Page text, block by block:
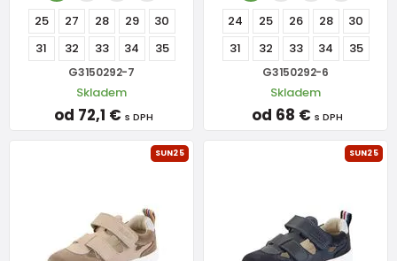
25 27 28 29
30
31
32 33 34 35
G3150292-7
Skladem
od 72,1 € s DPH
24 25 26 28
30
31
32 33 34 35
G3150292-6
Skladem
od 68 € s DPH
SUN25 SUN25